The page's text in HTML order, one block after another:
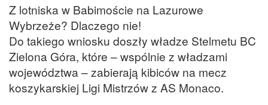
Z lotniska w Babimoście na Lazurowe
Wybrzeże? Dlaczego nie!
Do takiego wniosku doszły władze Stelmetu BC
Zielona Góra, które – wspólnie z władzami
województwa – zabierają kibiców na mecz
koszykarskiej Ligi Mistrzów z AS Monaco.